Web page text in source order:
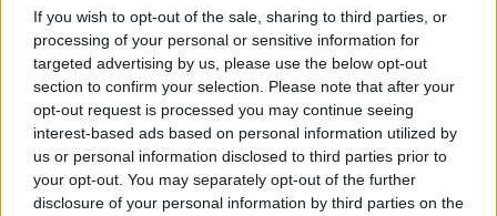
If you wish to opt-out of the sale, sharing to third parties, or
processing of your personal or sensitive information for
targeted advertising by us, please use the below opt-out
section to confirm your selection. Please note that after your
opt-out request is processed you may continue seeing
interest-based ads based on personal information utilized by
us or personal information disclosed to third parties prior to
your opt-out. You may separately opt-out of the further
disclosure of your personal information by third parties on the